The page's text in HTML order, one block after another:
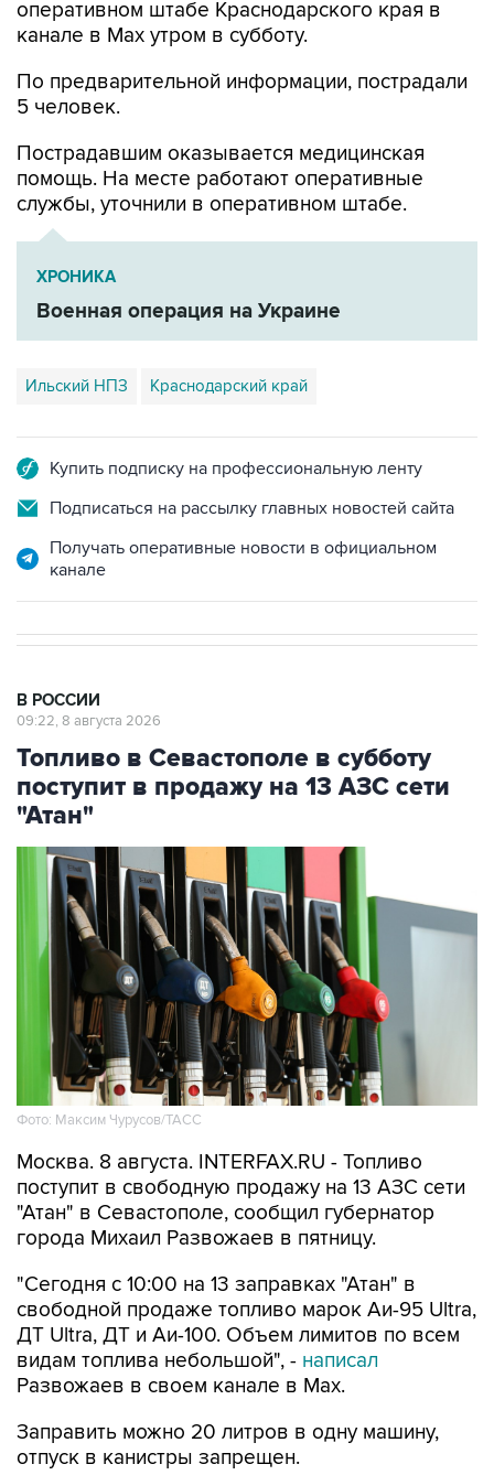
оперативном штабе Краснодарского края в
канале в Max утром в субботу.
По предварительной информации, пострадали
5 человек.
Пострадавшим оказывается медицинская
помощь. На месте работают оперативные
службы, уточнили в оперативном штабе.
ХРОНИКА
Военная операция на Украине
Ильский НПЗ Краснодарский край
Купить подписку на профессиональную ленту
Подписаться на рассылку главных новостей сайта
Получать оперативные новости в официальном
канале
В РОССИИ
09:22, 8 августа 2026
Топливо в Севастополе в субботу
поступит в продажу на 13 АЗС сети
"Атан"
Фото: Максим Чурусов/ТАСС
Москва. 8 августа. INTERFAX.RU - Топливо
поступит в свободную продажу на 13 АЗС сети
"Атан" в Севастополе, сообщил губернатор
города Михаил Развожаев в пятницу.
"Сегодня с 10:00 на 13 заправках "Атан" в
свободной продаже топливо марок Аи-95 Ultra,
ДТ Ultra, ДТ и Аи-100. Объем лимитов по всем
видам топлива небольшой", - написал
Развожаев в своем канале в Max.
Заправить можно 20 литров в одну машину,
отпуск в канистры запрещен.